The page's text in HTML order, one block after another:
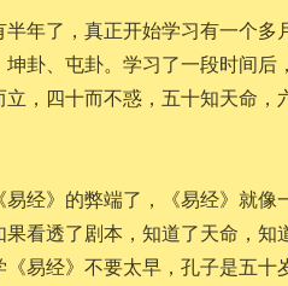
年了，真正开始学习有一个
卦、屯卦。学习了一段时间后
，四十而不惑，五十知天命，
经》的弊端了，《易经》就
看透了剧本，知道了天命，知
《易经》不要太早，孔子是五十